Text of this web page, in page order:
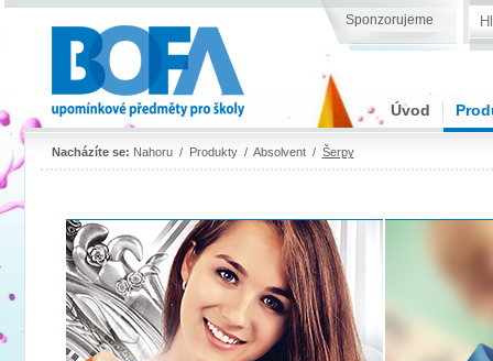
Sponzorujeme
Úvod
Nacházíte se: Nahoru/ Produkty/ Absolvent/ Šerpy